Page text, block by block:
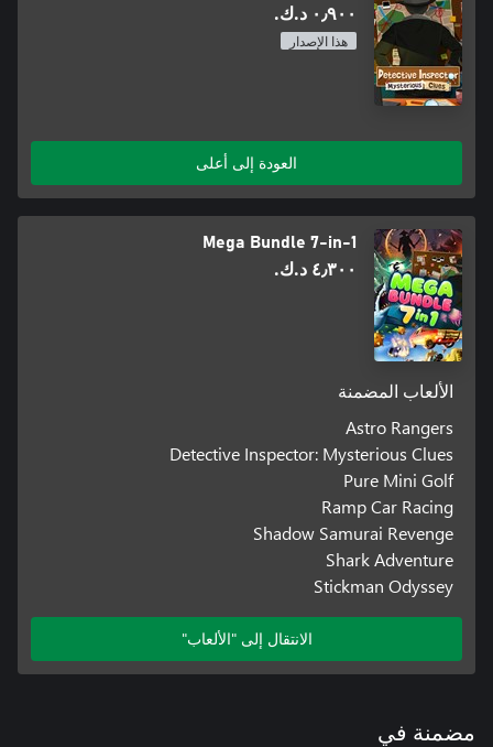
٠٫٩٠٠ د.ك.‏
هذا الإصدار
العودة إلى أعلى
Mega Bundle 7-in-1
٤٫٣٠٠ د.ك.‏
الألعاب المضمنة
Astro Rangers
Detective Inspector: Mysterious Clues
Pure Mini Golf
Ramp Car Racing
Shadow Samurai Revenge
Shark Adventure
Stickman Odyssey
الانتقال إلى "الألعاب"
مضمنة في